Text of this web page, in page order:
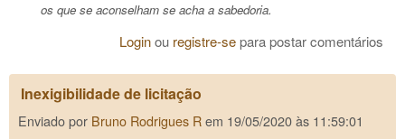
os que se aconselham se acha a sabedoria.
Loginou registre-separa postar comentários
Inexigibilidade de licitação
Enviado por Bruno Rodrigues Rem 19/05/2020 às 11:59:01